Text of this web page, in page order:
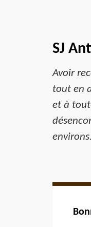
SJ
Avoir
tout en
et à